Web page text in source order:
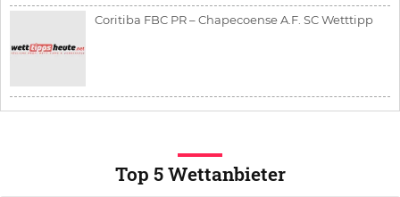
Coritiba FBC PR – Chapecoense A.F. SC Wetttipp
Top 5 Wettanbieter